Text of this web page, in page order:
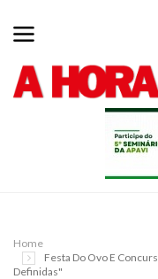
Home
Festa Do Ovo E
Definidas"